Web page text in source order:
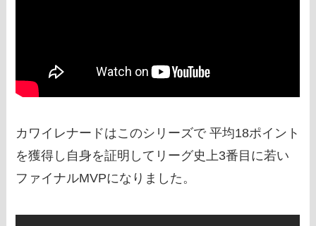
カワイレナードはこのシリーズで 平均18ポイント
を獲得し自身を証明してリーグ史上3番目に若い
ファイナルMVPになりました。